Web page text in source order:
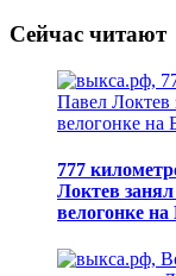
Сейчас читают
777
Локтев
велогонке